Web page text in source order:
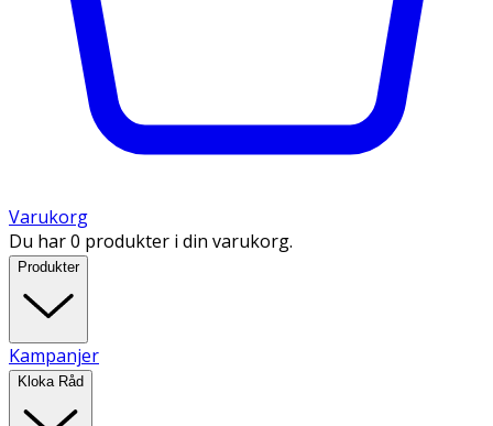
Varukorg
Du har 0 produkter i din varukorg.
Produkter
Kampanjer
Kloka Råd